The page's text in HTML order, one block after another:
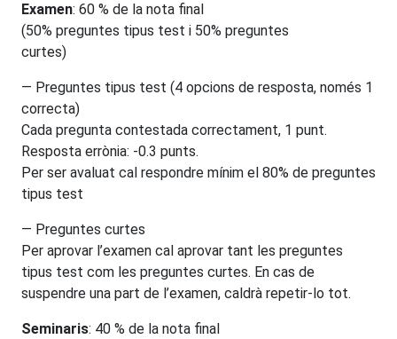
Examen: 60 % de la nota final
(50% preguntes tipus test i 50% preguntes
curtes)
— Preguntes tipus test (4 opcions de resposta, només 1
correcta)
Cada pregunta contestada correctament, 1 punt.
Resposta errònia: -0.3 punts.
Per ser avaluat cal respondre mínim el 80% de preguntes
tipus test
— Preguntes curtes
Per aprovar l’examen cal aprovar tant les preguntes
tipus test com les preguntes curtes. En cas de
suspendre una part de l’examen, caldrà repetir-lo tot.
Seminaris: 40 % de la nota final